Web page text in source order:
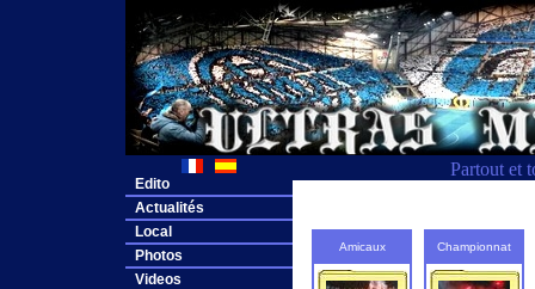
Partout et
Edito
Actualités
Local
Photos
Videos
Amicaux Championnat